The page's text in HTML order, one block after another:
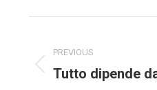
navigation
PREVIOUS
Previous
Tutto dipende